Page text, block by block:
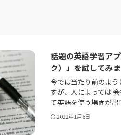
話題の英語学習ア
ク）」を試してみま
今では当たり前のよ
すが、人によっては
て英語を使う場面が出
2022年1月6日